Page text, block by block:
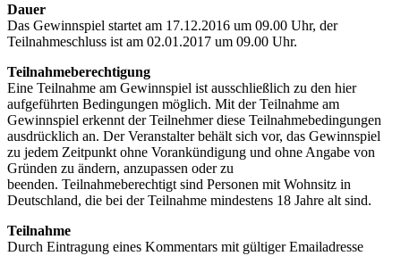
Dauer
Das Gewinnspiel startet am 17.12.2016 um 09.00 Uhr, der
Teilnahmeschluss ist am 02.01.2017 um 09.00 Uhr.
Teilnahmeberechtigung
Eine Teilnahme am Gewinnspiel ist ausschließlich zu den hier
aufgeführten Bedingungen möglich. Mit der Teilnahme am
Gewinnspiel erkennt der Teilnehmer diese Teilnahmebedingungen
ausdrücklich an. Der Veranstalter behält sich vor, das Gewinnspiel
zu jedem Zeitpunkt ohne Vorankündigung und ohne Angabe von
Gründen zu ändern, anzupassen oder zu
beenden. Teilnahmeberechtigt sind Personen mit Wohnsitz in
Deutschland, die bei der Teilnahme mindestens 18 Jahre alt sind.
Teilnahme
Durch Eintragung eines Kommentars mit gültiger Emailadresse